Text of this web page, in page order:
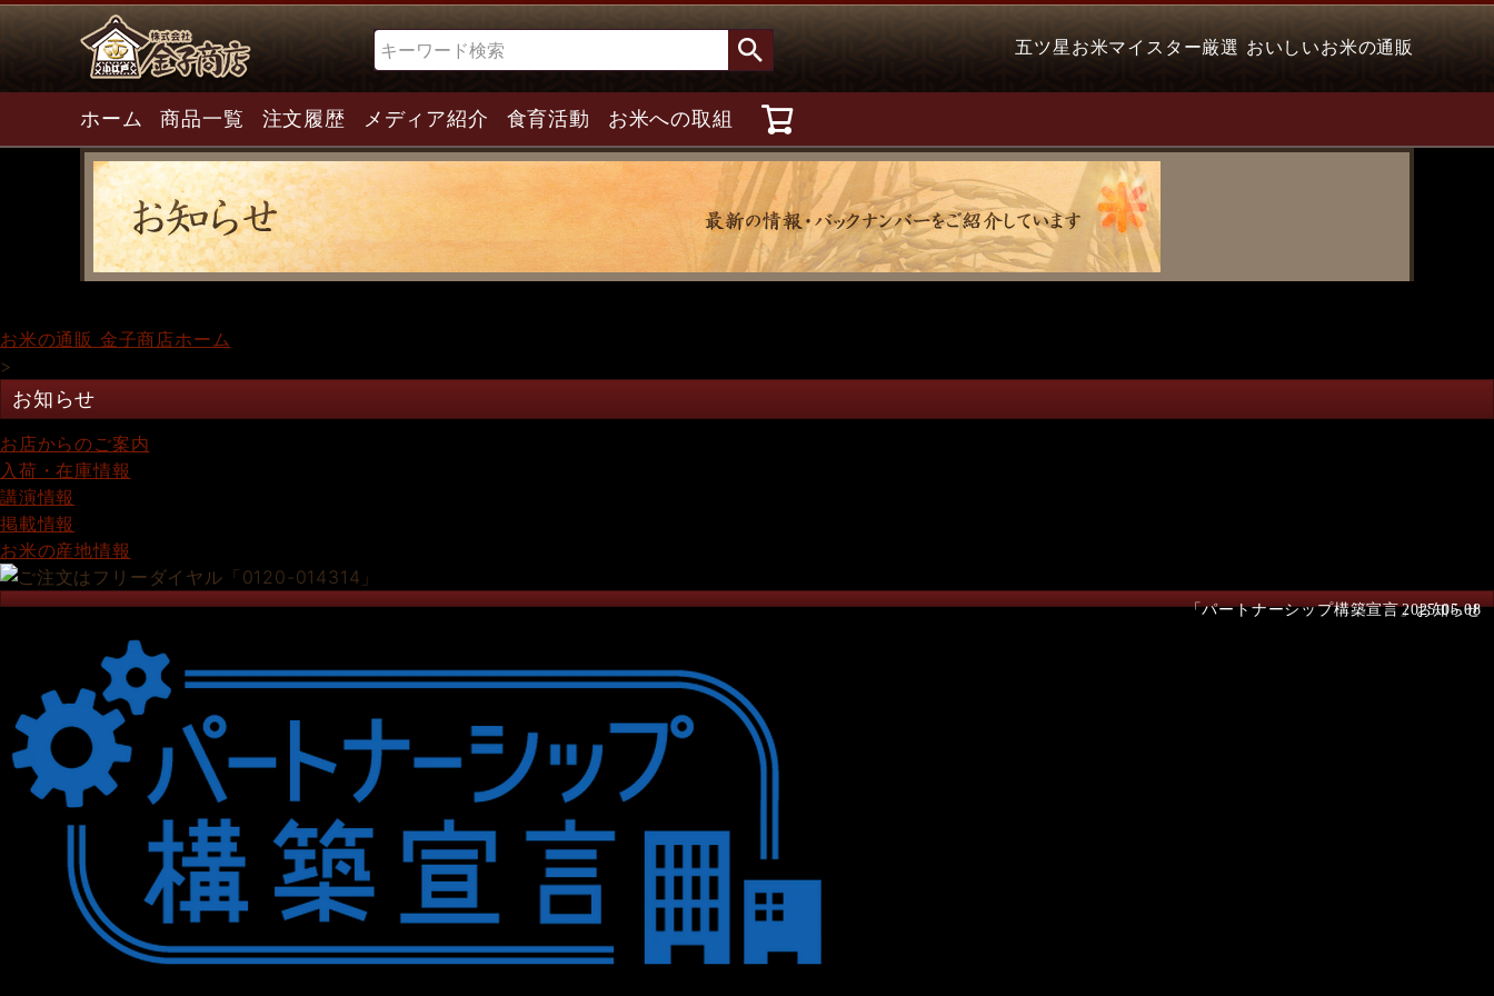
検索 五ツ星お米マイスター厳選 おいしいお米の通販
ホーム 商品一覧 注文履歴 メディア紹介 食育活動 お米への取組
お米の通販 金子商店ホーム
>
お知らせ
お店からのご案内
入荷・在庫情報
講演情報
掲載情報
お米の産地情報
「パートナーシップ構築宣言」お知らせ
2025.05.08